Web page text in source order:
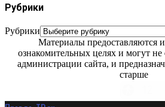
Рубрики
Рубрики
Материалы предоставляются
ознакомительных целях и могут
администрации сайта, и
старше